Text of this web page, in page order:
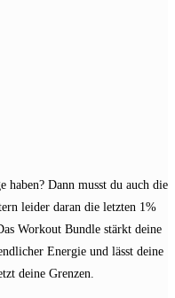
haben? Dann musst du auch die
leider daran die letzten 1%
Workout Bundle stärkt deine
Energie und lässt deine
deine Grenzen.